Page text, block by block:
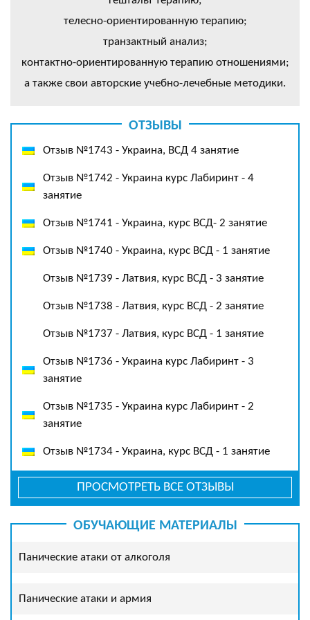
телесно-ориентированную терапию;
транзактный анализ;
контактно-ориентированную терапию отношениями;
а также свои авторские учебно-лечебные методики.
ОТЗЫВЫ
Отзыв №1743 - Украина, ВСД 4 занятие
Отзыв №1742 - Украина курс Лабиринт - 4
занятие
Отзыв №1741 - Украина, курс ВСД- 2 занятие
Отзыв №1740 - Украина, курс ВСД - 1 занятие
Отзыв №1739 - Латвия, курс ВСД - 3 занятие
Отзыв №1738 - Латвия, курс ВСД - 2 занятие
Отзыв №1737 - Латвия, курс ВСД - 1 занятие
Отзыв №1736 - Украина курс Лабиринт - 3
занятие
Отзыв №1735 - Украина курс Лабиринт - 2
занятие
Отзыв №1734 - Украина, курс ВСД - 1 занятие
ПРОСМОТРЕТЬ ВСЕ ОТЗЫВЫ
ОБУЧАЮЩИЕ МАТЕРИАЛЫ
Панические атаки от алкоголя
Панические атаки и армия